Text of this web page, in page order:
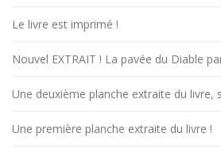
Le livre est imprimé !
Nouvel EXTRAIT ! La pavée du Diable
Une deuxième planche extraite du livre,
Une première planche extraite du livre !